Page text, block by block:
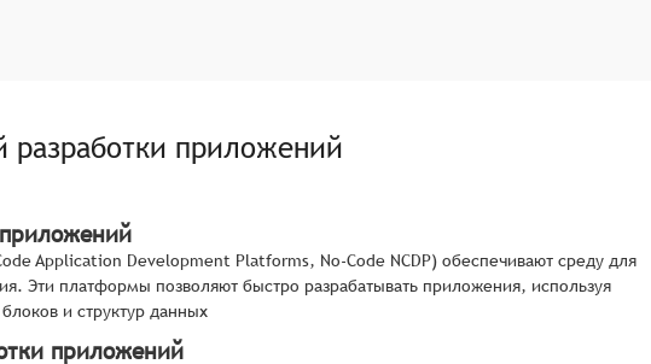
приложений
Application Development Platforms, No-Code NCDP) обеспечивают среду для
Эти платформы позволяют быстро разрабатывать приложения, используя
и структур данных
приложений